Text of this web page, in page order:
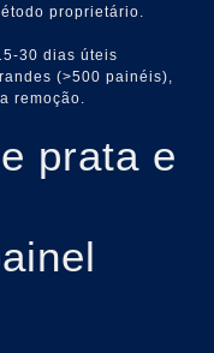
proprietário.
30 dias úteis
(>500 painéis),
remoção.
prata e